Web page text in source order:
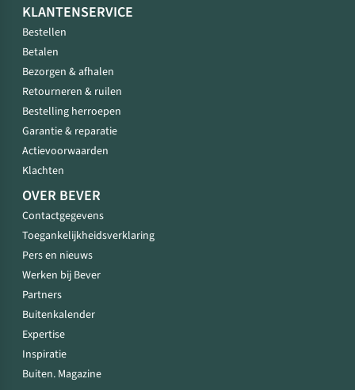
KLANTENSERVICE
Bestellen
Betalen
Bezorgen & afhalen
Retourneren & ruilen
Bestelling herroepen
Garantie & reparatie
Actievoorwaarden
Klachten
OVER BEVER
Contactgegevens
Toegankelijkheidsverklaring
Pers en nieuws
Werken bij Bever
Partners
Buitenkalender
Expertise
Inspiratie
Buiten. Magazine